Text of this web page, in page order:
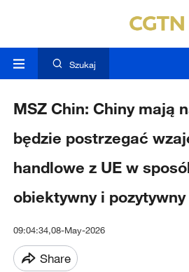
Szukaj
MSZ Chin: Chiny mają
będzie postrzegać
handlowe z UE w
obiektywny i pozytywny
09:04:34,08-May-2026
Share